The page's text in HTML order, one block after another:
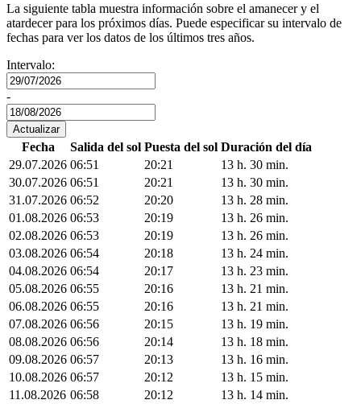
La siguiente tabla muestra información sobre el amanecer y el
atardecer para los próximos días. Puede especificar su intervalo de
fechas para ver los datos de los últimos tres años.
Intervalo:
-
Fecha Salida del sol Puesta del sol Duración del día
29.07.2026 06:51 20:21
13 h. 30 min.
30.07.2026 06:51 20:21
13 h. 30 min.
31.07.2026 06:52 20:20
13 h. 28 min.
01.08.2026 06:53 20:19
13 h. 26 min.
02.08.2026 06:53 20:19
13 h. 26 min.
03.08.2026 06:54 20:18
13 h. 24 min.
04.08.2026 06:54 20:17
13 h. 23 min.
05.08.2026 06:55 20:16
13 h. 21 min.
06.08.2026 06:55 20:16
13 h. 21 min.
07.08.2026 06:56 20:15
13 h. 19 min.
08.08.2026 06:56 20:14
13 h. 18 min.
09.08.2026 06:57 20:13
13 h. 16 min.
10.08.2026 06:57 20:12
13 h. 15 min.
11.08.2026 06:58 20:12
13 h. 14 min.